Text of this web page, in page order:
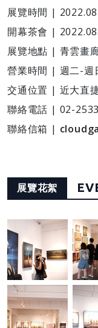
展覽時間 |
開幕茶會 |
展覽地點 | 青雲畫
營業時間 | 週二-週
交通位置 | 近大直
聯絡電話 | 02-
聯絡信箱 |
展覽花絮